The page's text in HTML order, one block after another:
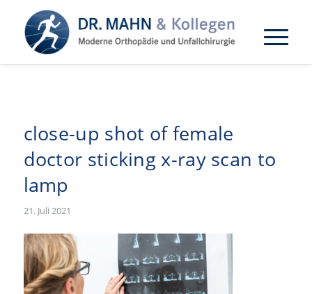
close-up shot of female
doctor sticking x-ray scan to
lamp
21. Juli 2021